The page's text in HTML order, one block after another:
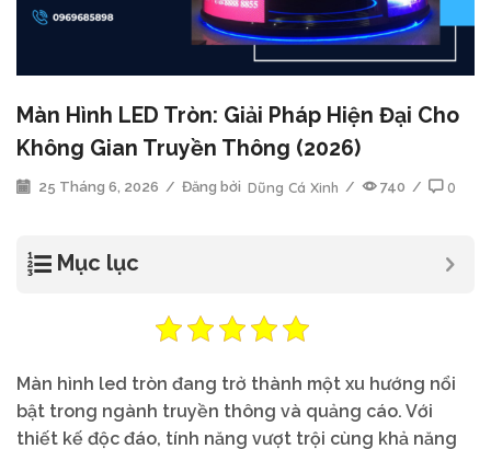
Màn Hình LED Tròn: Giải Pháp Hiện Đại Cho
Không Gian Truyền Thông (2026)
25 Tháng 6, 2026 / Đăng bởi Dũng Cá Xinh / 740 / 0
Mục lục
Màn hình led tròn đang trở thành một xu hướng nổi
bật trong ngành truyền thông và quảng cáo. Với
thiết kế độc đáo, tính năng vượt trội cùng khả năng